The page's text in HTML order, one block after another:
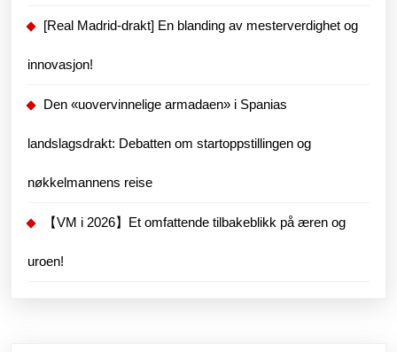
[Real Madrid-drakt] En blanding av mesterverdighet og
innovasjon!
Den «uovervinnelige armadaen» i Spanias
landslagsdrakt: Debatten om startoppstillingen og
nøkkelmannens reise
【VM i 2026】Et omfattende tilbakeblikk på æren og
uroen!